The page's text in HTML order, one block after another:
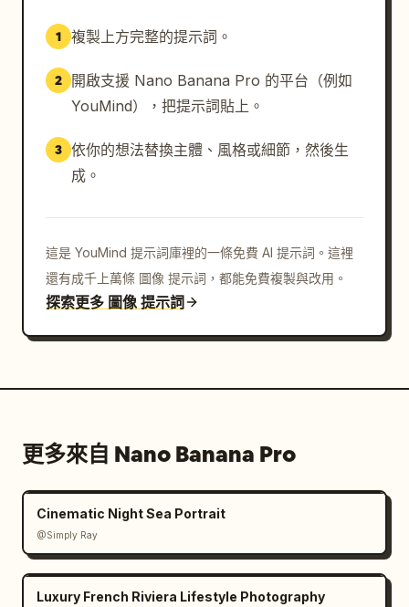
1 複製上方完整的提示詞。
2
開啟支援 Nano Banana Pro 的平台（例如
YouMind），把提示詞貼上。
3 依你的想法替換主體、風格或細節，然後生
成。
這是 YouMind 提示詞庫裡的一條免費 AI 提示詞。這裡
還有成千上萬條 圖像 提示詞，都能免費複製與改用。
探索更多 圖像 提示詞
更多來自 Nano Banana Pro
Cinematic Night Sea Portrait
@Simply Ray
Luxury French Riviera Lifestyle Photography